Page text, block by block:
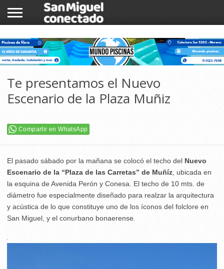
NOTICIAS
COMUNIDAD
COMERCIOS
Te presentamos el Nuevo
Escenario de la Plaza Muñiz
Compartir en WhatsApp
El pasado sábado por la mañana se colocó el techo del Nuevo
Escenario de la “Plaza de las Carretas” de Muñíz, ubicada en
la esquina de Avenida Perón y Conesa. El techo de 10 mts. de
diámetro fue especialmente diseñado para realzar la arquitectura
y acústica de lo que constituye uno de los íconos del folclore en
San Miguel, y el conurbano bonaerense.